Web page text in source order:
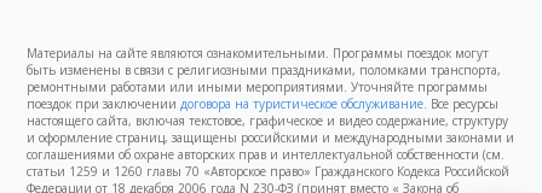
Материалы на сайте являются ознакомительными. Программы поездок могут
быть изменены в связи с религиозными праздниками, поломками транспорта,
ремонтными работами или иными мероприятиями. Уточняйте программы
поездок при заключениидоговора на туристическое обслуживание. Все ресурсы
настоящего сайта, включая текстовое, графическое и видео содержание, структуру
и оформление страниц, защищены российскими и международными законами и
соглашениями об охране авторских прав и интеллектуальной собственности (см.
статьи 1259 и 1260 главы 70 «Авторское право» Гражданского Кодекса Российской
Федерации от 18 декабря 2006 года N 230-ФЗ (принят вместо « Закона об